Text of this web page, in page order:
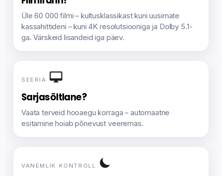
Üle 60 000 filmi – kultusklassikast kuni uusimate
kassahittideni – kuni 4K resolutsiooniga ja Dolby 5.1-
ga. Värskeid lisandeid iga päev.
SEERIA
Sarjasõltlane?
Vaata terveid hooaegu korraga – automaatne
esitamine hoiab põnevust veeremas.
VANEMLIK KONTROLL